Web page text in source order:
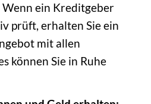
Wenn ein Kreditgeber
prüft, erhalten Sie ein
mit allen
können Sie in Ruhe